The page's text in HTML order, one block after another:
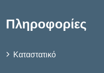
Πληροφορίες
Καταστατικό